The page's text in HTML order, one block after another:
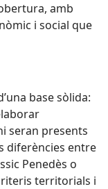
amb
i social que
base sòlida:
seran presents
diferències entre
Penedès o
territorials i